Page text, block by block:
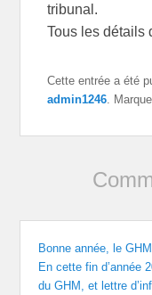
tribunal.
Tous les détails
Cette entrée a été
admin1246 .
Bonne année, le GHM
En cette fin d’année
du GHM, et lettre